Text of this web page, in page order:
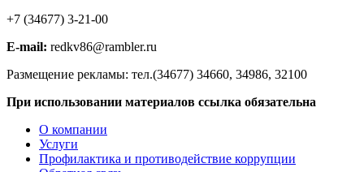
+7 (34677) 3-21-00
E-mail: redkv86@rambler.ru
Размещение рекламы: тел.(34677) 34660, 34986, 32100
При использовании материалов ссылка обязательна
О компании
Услуги
Профилактика и противодействие коррупции